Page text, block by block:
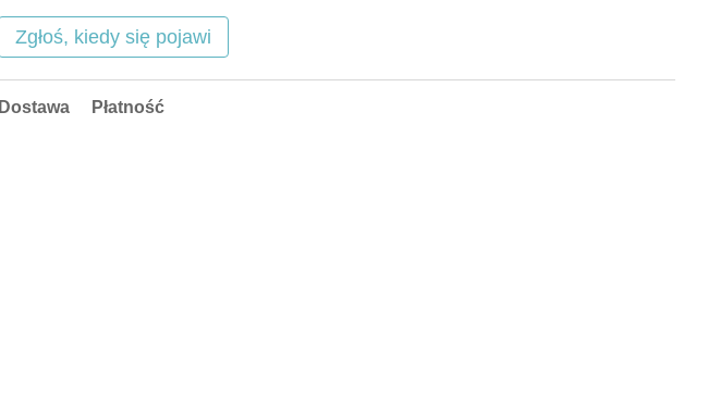
Zgłoś, kiedy się pojawi
Dostawa Płatność